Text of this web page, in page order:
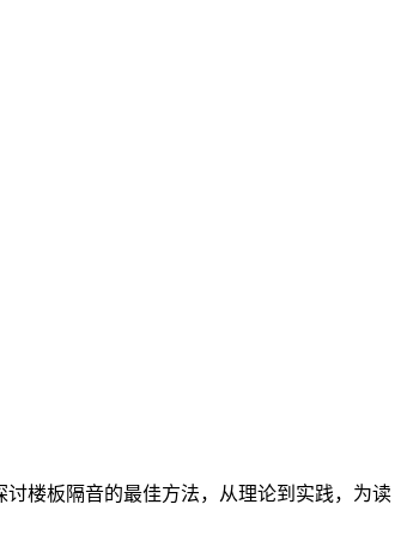
楼板隔音的最佳方法，从理论到实践，为读